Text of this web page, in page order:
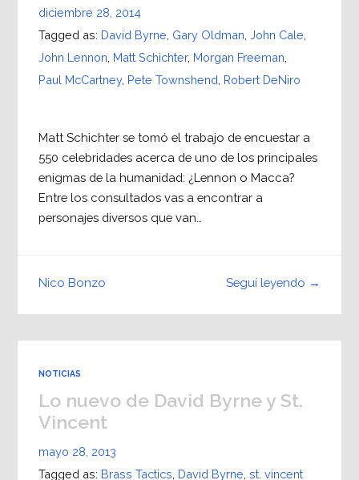
diciembre 28, 2014
Tagged as: David Byrne Gary Oldman John Cale
John Lennon Matt Schichter, Morgan Freeman
Paul McCartney, Pete Townshend Robert DeNiro
Matt Schichter se tomó el trabajo de encuestar a
550 celebridades acerca de uno de los principales
enigmas de la humanidad: ¿Lennon o Macca?
Entre los consultados vas a encontrar a
personajes diversos que van…
Seguí leyendo →
Nico Bonzo
NOTICIAS
Lo nuevo de David Byrne y St.
Vincent
mayo 28, 2013
Tagged as: Brass Tactics David Byrne st. vincent